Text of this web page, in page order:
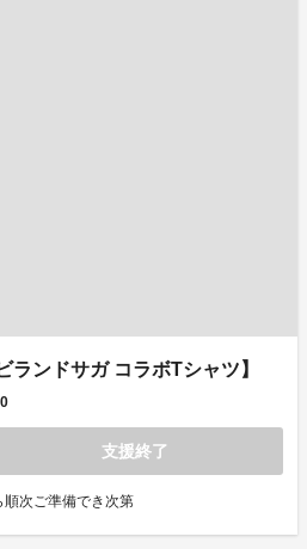
ランドサガ コラボTシャツ】
0
支援終了
次ご準備でき次第